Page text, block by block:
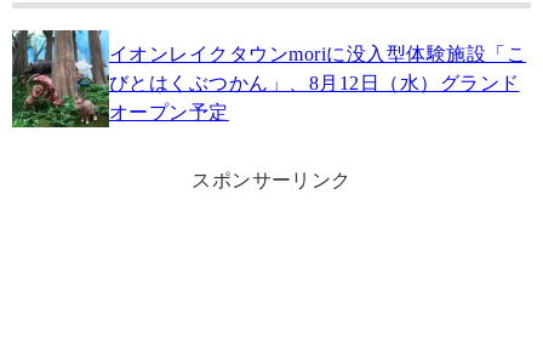
イオンレイクタウンmoriに没入型体験施設「こ
びとはくぶつかん」、8月12日（水）グランド
オープン予定
スポンサーリンク